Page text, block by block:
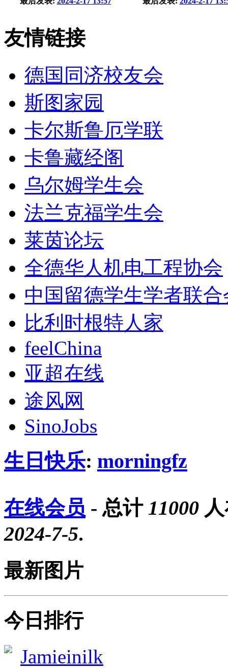
友情链接
德国同济校友会
斯图家园
卡尔斯鲁厄学联
卡鲁藏经阁
乌尔姆学生会
法兰克福学生会
莱茵论坛
全德华人机电工程协会
中国留德学生学者联合
比利时根特人家
feelChina
亚超在线
途风网
SinoJobs
生日快乐: morningfz
在线会员 - 总计 11000
2024-7-5.
最新图片
今日排行
Jamieinilk